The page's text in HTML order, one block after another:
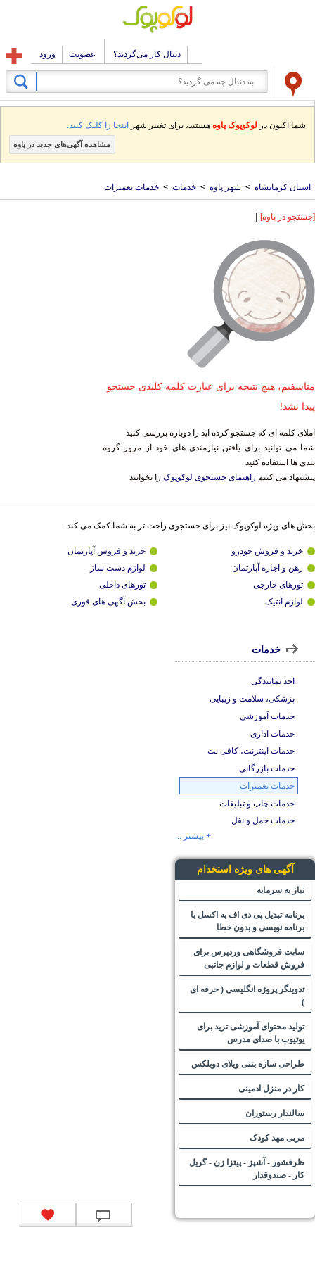
دنبال کار می‌گردید؟ عضویت ورود
شما اکنون در لوکوپوک پاوه هستید، برای تغییر شهر اینجا را کلیک کنید.
مشاهده آگهی‌های جدید در پاوه
استان کرمانشاه > شهر پاوه > خدمات > خدمات تعمیرات
[جستجو در پاوه] |
متاسفیم، هیچ نتیجه برای عبارت کلمه کلیدی جستجو
پیدا نشد!
املای کلمه ای که جستجو کرده اید را دوباره بررسی کنید
شما می توانید برای یافتن نیازمندی های خود از مرور گروه
بندی ها استفاده کنید
پیشنهاد می کنیم راهنمای جستجوی لوکوپوک را بخوانید
بخش های ویژه لوکوپوک نیز برای جستجوی راحت تر به شما کمک می کند
خرید و فروش خودرو
خرید و فروش آپارتمان
رهن و اجاره آپارتمان
لوازم دست ساز
تورهای خارجی
تورهای داخلی
لوازم آنتیک
بخش آگهی های فوری
خدمات
اخذ نمایندگی
پزشکی، سلامت و زیبایی
خدمات آموزشی
خدمات اداری
خدمات اینترنت، کافی نت
خدمات بازرگانی
خدمات تعمیرات
خدمات چاپ و تبلیغات
خدمات حمل و نقل
+ بیشتر ...
آگهی های ویژه استخدام
نیاز به سرمایه
برنامه تبدیل پی دی اف به اکسل با
برنامه نویسی و بدون خطا
سایت فروشگاهی وردپرس برای
فروش قطعات و لوازم جانبی
تدوینگر پروژه انگلیسی ( حرفه ای
)
تولید محتوای آموزشی ترید برای
یوتیوب با صدای مدرس
طراحی سازه بتنی ویلای دوبلکس
کار در منزل ادمینی
سالندار رستوران
مربی مهد کودک
ظرفشور - آشپز - پیتزا زن - گریل
کار - صندوقدار